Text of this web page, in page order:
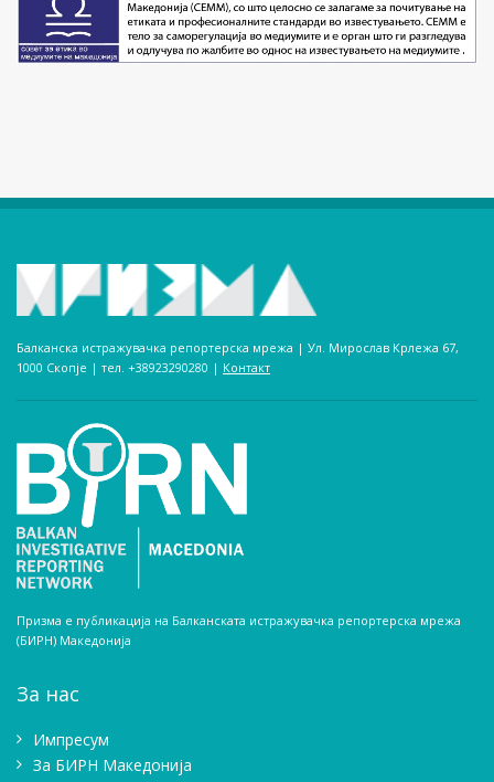
Балканска истражувачка репортерска мрежа | Ул. Мирослав Крлежа 67,
1000 Скопје | тел. +38923290280­ | Контакт
Призма е публикација на Балканската истражувачка репортерска мрежа
(БИРН) Македонија
За нас
Импресум
Зa БИРН Македонија